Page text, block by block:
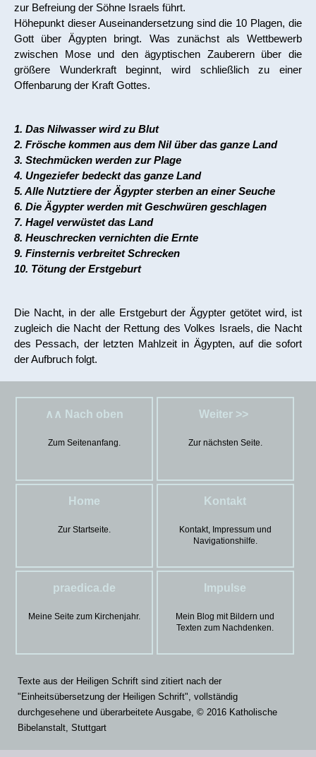
zur Befreiung der Söhne Israels führt.
Höhepunkt dieser Auseinandersetzung sind die 10 Plagen, die
Gott über Ägypten bringt. Was zunächst als Wettbewerb
zwischen Mose und den ägyptischen Zauberern über die
größere Wunderkraft beginnt, wird schließlich zu einer
Offenbarung der Kraft Gottes.
1. Das Nilwasser wird zu Blut
2. Frösche kommen aus dem Nil über das ganze Land
3. Stechmücken werden zur Plage
4. Ungeziefer bedeckt das ganze Land
5. Alle Nutztiere der Ägypter sterben an einer Seuche
6. Die Ägypter werden mit Geschwüren geschlagen
7. Hagel verwüstet das Land
8. Heuschrecken vernichten die Ernte
9. Finsternis verbreitet Schrecken
10. Tötung der Erstgeburt
Die Nacht, in der alle Erstgeburt der Ägypter getötet wird, ist
zugleich die Nacht der Rettung des Volkes Israels, die Nacht
des Pessach, der letzten Mahlzeit in Ägypten, auf die sofort
der Aufbruch folgt.
∧∧ Nach oben
Zum Seitenanfang.
Weiter >>
Zur nächsten Seite.
Home
Zur Startseite.
Kontakt
Kontakt, Impressum und
Navigationshilfe.
praedica.de
Meine Seite zum Kirchenjahr.
Impulse
Mein Blog mit Bildern und
Texten zum Nachdenken.
Texte aus der Heiligen Schrift sind zitiert nach der
"Einheitsübersetzung der Heiligen Schrift", vollständig
durchgesehene und überarbeitete Ausgabe, © 2016 Katholische
Bibelanstalt, Stuttgart